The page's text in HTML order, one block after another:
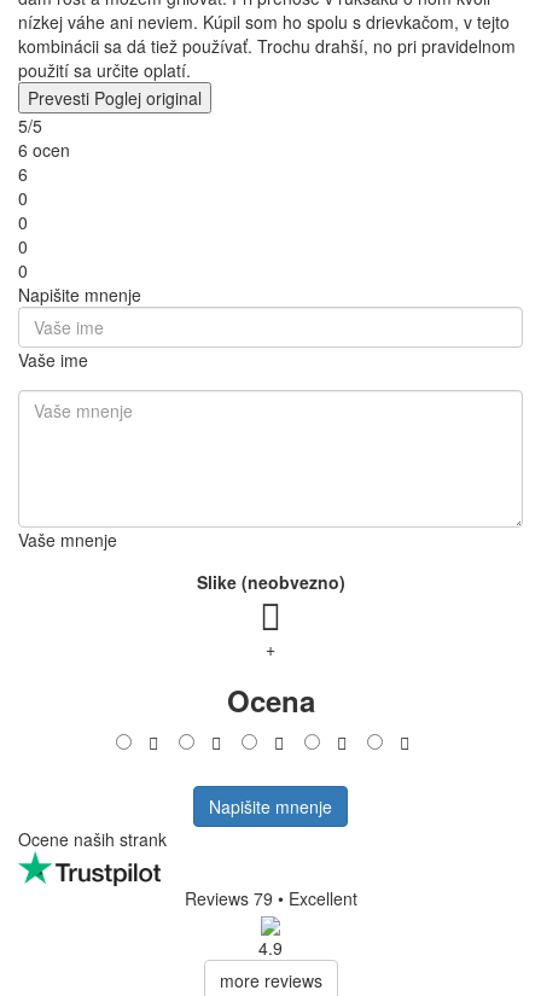
nízkej váhe ani neviem. Kúpil som ho spolu s drievkačom, v tejto
kombinácii sa dá tiež používať. Trochu drahší, no pri pravidelnom
použití sa určite oplatí.
Prevesti Poglej original
5/5
6 ocen
6
0
0
0
0
Napišite mnenje
Vaše ime
Vaše mnenje
Slike (neobvezno)
+
Ocena
Napišite mnenje
Ocene naših strank
Reviews 79 • Excellent
4.9
more reviews